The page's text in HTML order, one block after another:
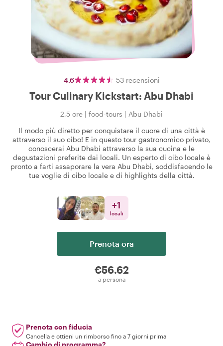
4.6 53 recensioni
Tour Culinary Kickstart: Abu Dhabi
2,5 ore | food-tours | Abu Dhabi
Il modo più diretto per conquistare il cuore di una città è
attraverso il suo cibo! E in questo tour gastronomico privato,
conoscerai Abu Dhabi attraverso la sua cucina e le
degustazioni preferite dai locali. Un esperto di cibo locale è
pronto a farti assaporare la vera Abu Dhabi, soddisfacendo le
tue voglie di cibo locale e di highlights della città.
Prenota ora
€56.62
a persona
+1
locali
Prenota con fiducia
Cancella e ottieni un rimborso fino a 7 giorni prima
Cambio di programma?